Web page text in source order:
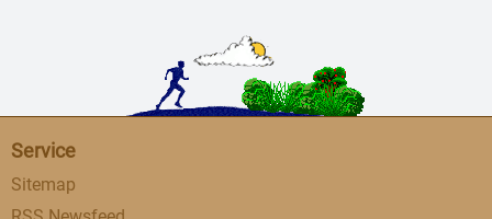
Service
Sitemap